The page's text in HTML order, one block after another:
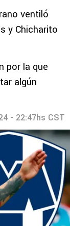
ventiló
y Chicharito
por la que
algún
- 22:47hs CST